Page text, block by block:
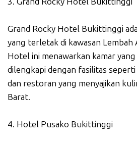
Grand Rocky Hotel Bukittinggi
yang terletak di kawasan Lembah
Hotel ini menawarkan kamar yang
dilengkapi dengan fasilitas
dan restoran yang menyajikan
Barat.
4. Hotel Pusako Bukittinggi